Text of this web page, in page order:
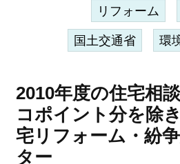
リフォーム
国土交通省 環
2010年度の住宅相
コポイント分を除
宅リフォーム・紛
ター